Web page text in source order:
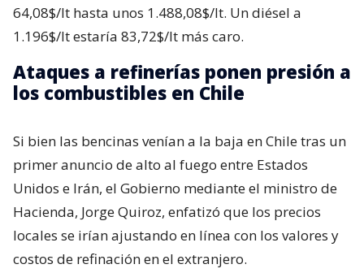
64,08$/lt hasta unos 1.488,08$/lt. Un diésel a
1.196$/lt estaría 83,72$/lt más caro.
Ataques a refinerías ponen presión a
los combustibles en Chile
Si bien las bencinas venían a la baja en Chile tras un
primer anuncio de alto al fuego entre Estados
Unidos e Irán, el Gobierno mediante el ministro de
Hacienda, Jorge Quiroz, enfatizó que los precios
locales se irían ajustando en línea con los valores y
costos de refinación en el extranjero.